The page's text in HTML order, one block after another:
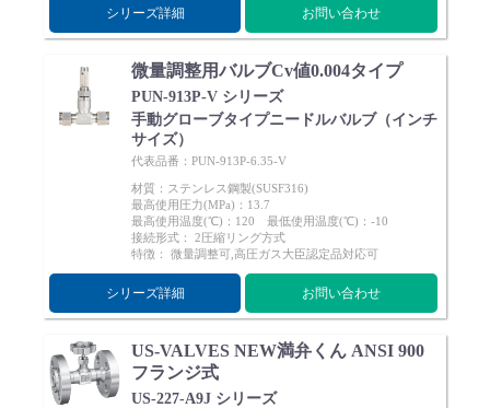
シリーズ詳細 お問い合わせ
微量調整用バルブCv値0.004タイプ
PUN-913P-V シリーズ
手動グローブタイプニードルバルブ（インチ
サイズ）
代表品番：PUN-913P-6.35-V
材質：ステンレス鋼製(SUSF316)
最高使用圧力(MPa)：13.7
最高使用温度(℃)：120 最低使用温度(℃)：-10
接続形式： 2圧縮リング方式
特徴： 微量調整可,高圧ガス大臣認定品対応可
シリーズ詳細 お問い合わせ
US-VALVES NEW満弁くん ANSI 900
フランジ式
US-227-A9J シリーズ